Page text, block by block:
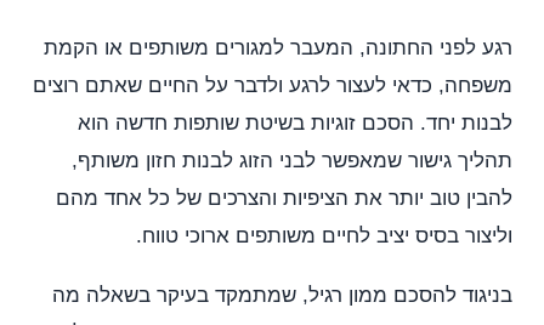
רגע לפני החתונה, המעבר למגורים משותפים או הקמת
משפחה, כדאי לעצור לרגע ולדבר על החיים שאתם רוצים
לבנות יחד. הסכם זוגיות בשיטת שותפות חדשה הוא
תהליך גישור שמאפשר לבני הזוג לבנות חזון משותף,
להבין טוב יותר את הציפיות והצרכים של כל אחד מהם
וליצור בסיס יציב לחיים משותפים ארוכי טווח.
בניגוד להסכם ממון רגיל, שמתמקד בעיקר בשאלה מה